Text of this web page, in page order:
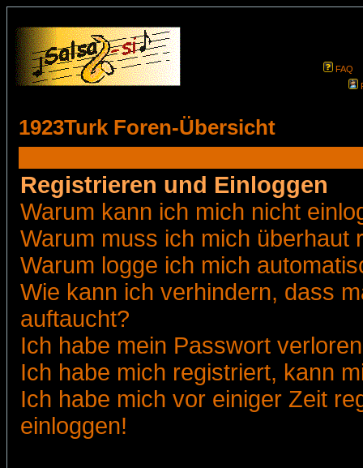
FAQ
1923Turk Foren-Übersicht
Registrieren und Einloggen
Warum kann ich mich nicht
Warum muss ich mich überhaut
Warum logge ich mich
Wie kann ich verhindern, dass
auftaucht?
Ich habe mein Passwort
Ich habe mich registriert, kann
Ich habe mich vor einiger Zeit
einloggen!